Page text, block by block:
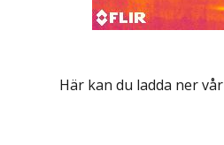
Här kan du ladda ner vår